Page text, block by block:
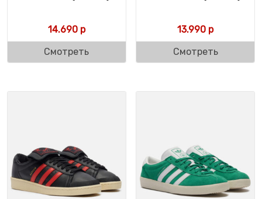
14.690р
Смотреть
13.990 р
Смотреть